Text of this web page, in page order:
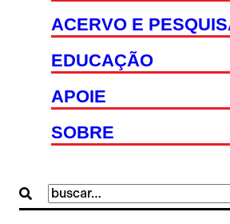
Buscar
por:
ACERVO E
EDUCAÇÃO
APOIE
SOBRE